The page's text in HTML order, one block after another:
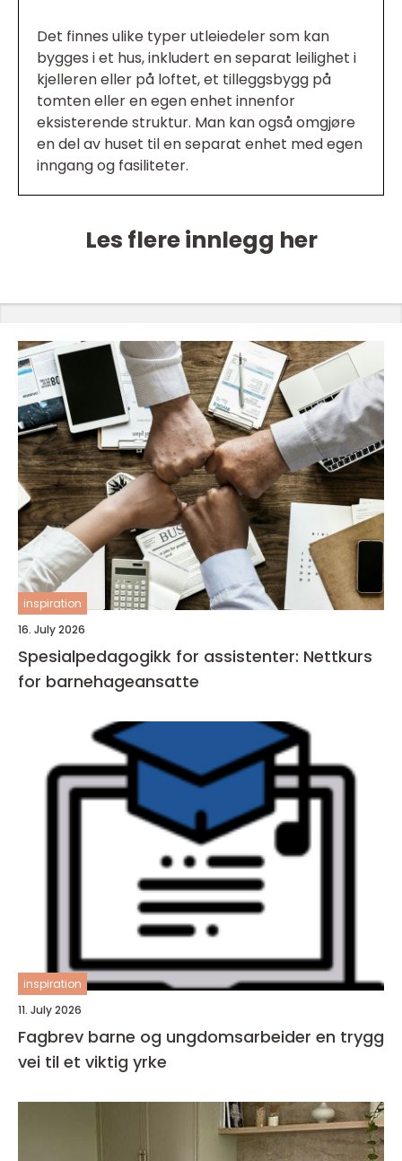
Det finnes ulike typer utleiedeler som kan
bygges i et hus, inkludert en separat leilighet i
kjelleren eller på loftet, et tilleggsbygg på
tomten eller en egen enhet innenfor
eksisterende struktur. Man kan også omgjøre
en del av huset til en separat enhet med egen
inngang og fasiliteter.
Les flere innlegg her
inspiration
16. July 2026
Spesialpedagogikk for assistenter: Nettkurs
for barnehageansatte
inspiration
11. July 2026
Fagbrev barne og ungdomsarbeider en trygg
vei til et viktig yrke